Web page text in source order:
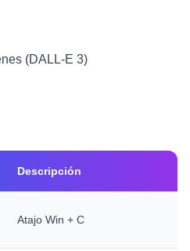
(DALL-E 3)
Descripción
Atajo Win + C